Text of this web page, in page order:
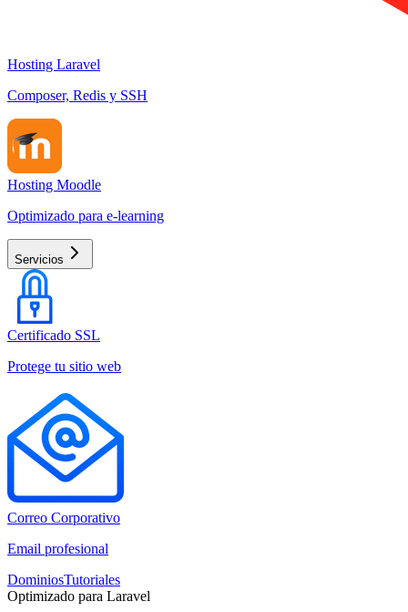
Hosting Laravel
Composer, Redis y SSH
Hosting Moodle
Optimizado para e-learning
Servicios
Certificado SSL
Protege tu sitio web
Correo Corporativo
Email profesional
DominiosTutoriales
Optimizado para Laravel